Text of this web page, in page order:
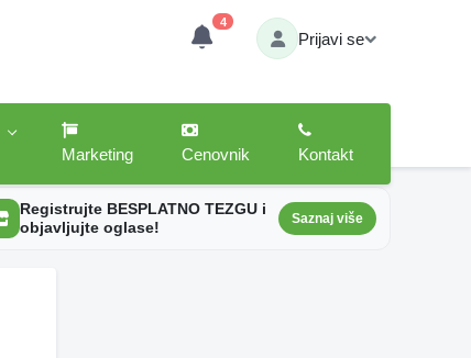
4
Prijavi se
Marketing
Cenovnik Kontakt
Registrujte BESPLATNO TEZGU i
objavljujte oglase!
Saznaj više